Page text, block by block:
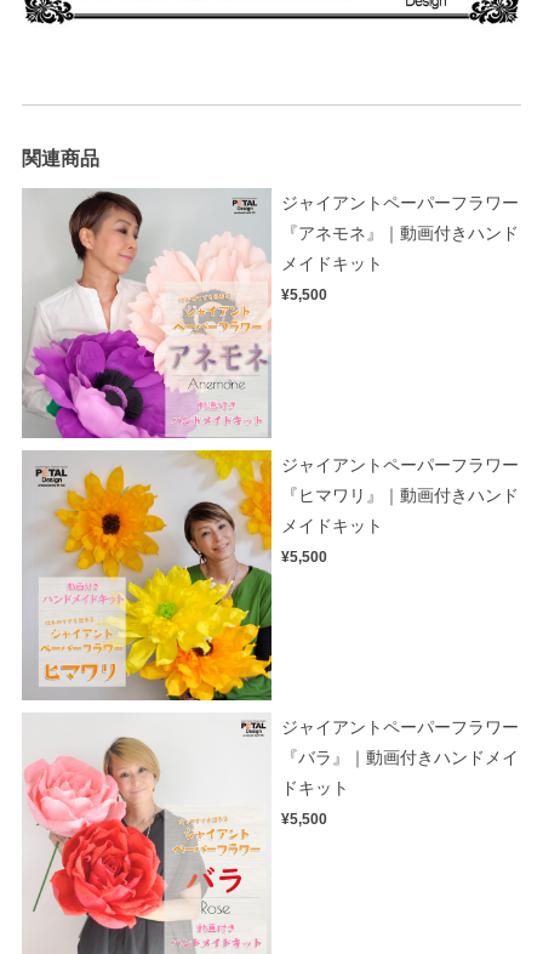
関連商品
ジャイアントペーパーフラワー
『アネモネ』｜動画付きハンド
メイドキット
¥5,500
ジャイアントペーパーフラワー
『ヒマワリ』｜動画付きハンド
メイドキット
¥5,500
ジャイアントペーパーフラワー
『バラ』｜動画付きハンドメイ
ドキット
¥5,500